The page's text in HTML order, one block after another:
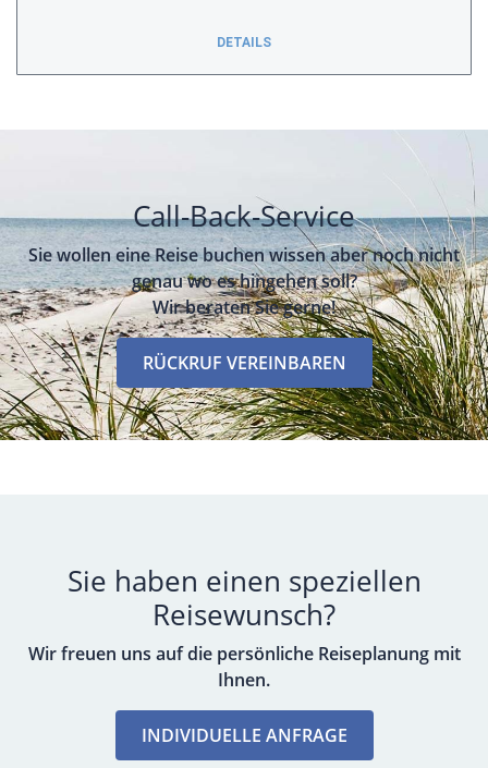
DETAILS
Call-Back-Service
Sie wollen eine Reise buchen wissen aber noch nicht
genau wo es hingehen soll?
Wir beraten Sie gerne!
RÜCKRUF VEREINBAREN
Sie haben einen speziellen
Reisewunsch?
Wir freuen uns auf die persönliche Reiseplanung mit
Ihnen.
INDIVIDUELLE ANFRAGE